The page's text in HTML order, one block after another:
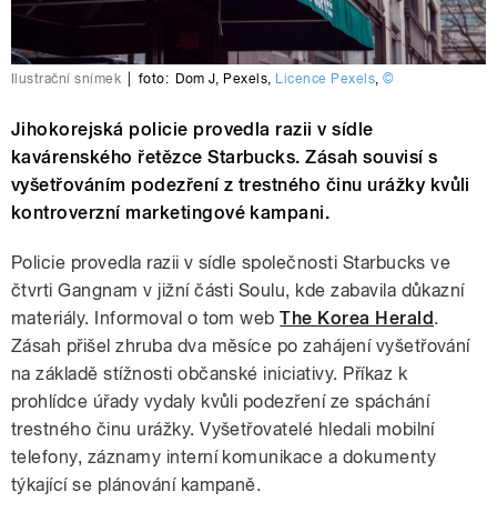
Ilustrační snímek foto: Dom J ,Pexels Licence Pexels ©
Jihokorejská policie provedla razii v sídle
kavárenského řetězce Starbucks. Zásah souvisí s
vyšetřováním podezření z trestného činu urážky kvůli
kontroverzní marketingové kampani.
Policie provedla razii v sídle společnosti Starbucks ve
čtvrti Gangnam v jižní části Soulu, kde zabavila důkazní
materiály. Informoval o tom webThe Korea Herald.
Zásah přišel zhruba dva měsíce po zahájení vyšetřování
na základě stížnosti občanské iniciativy. Příkaz k
prohlídce úřady vydaly kvůli podezření ze spáchání
trestného činu urážky. Vyšetřovatelé hledali mobilní
telefony, záznamy interní komunikace a dokumenty
týkající se plánování kampaně.